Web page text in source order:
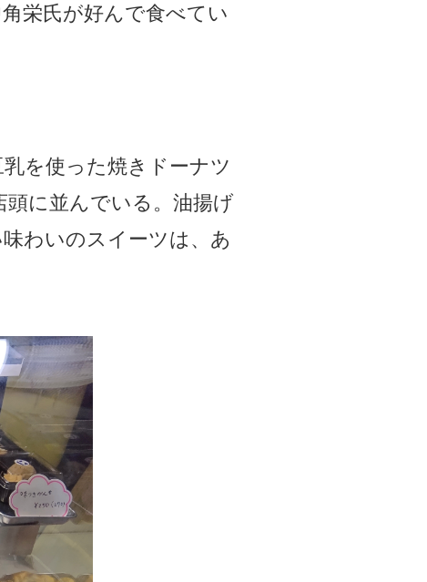
栄氏が好んで食べてい
を使った焼きドーナツ
に並んでいる。油揚げ
わいのスイーツは、あ